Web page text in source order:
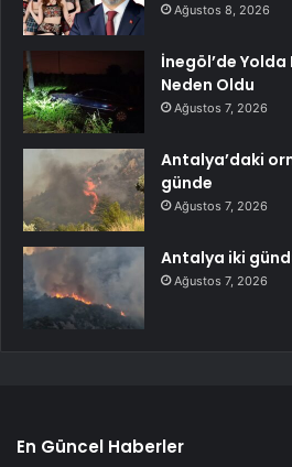
Ağustos 8, 2026
İnegöl’de Yolda
Neden Oldu
Ağustos 7, 2026
Antalya’daki
günde
Ağustos 7, 2026
Antalya iki
Ağustos 7, 2026
En Güncel Haberler